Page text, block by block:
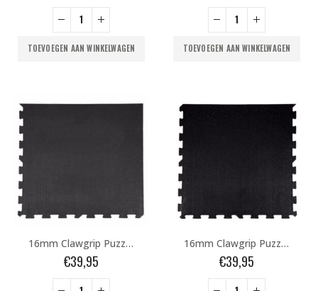
TOEVOEGEN AAN WINKELWAGEN TOEVOEGEN AAN WINKELWAGEN
16mm Clawgrip Puzzelmat HOEK
€39,95
16mm Clawgrip Puzzelmat RAND
€39,95